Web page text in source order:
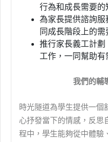
行為和成長需要的
為家長提供諮詢
同成長階段上的需
推行家長義工計
工作，一同幫助有
我們的輔
時光隧道為學生提供一個
心抒發當下的情感，反思
程中，學生能夠從中體驗